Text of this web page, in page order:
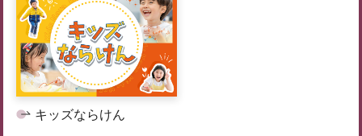
キッズならけん